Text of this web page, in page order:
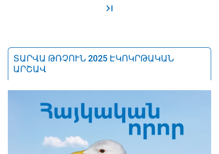
ՏԱՐՎԱ ԹՌՉՈՒՆ 2025 ԷԿՈԿՐԹԱԿԱՆ
ԱՐՇԱՎ